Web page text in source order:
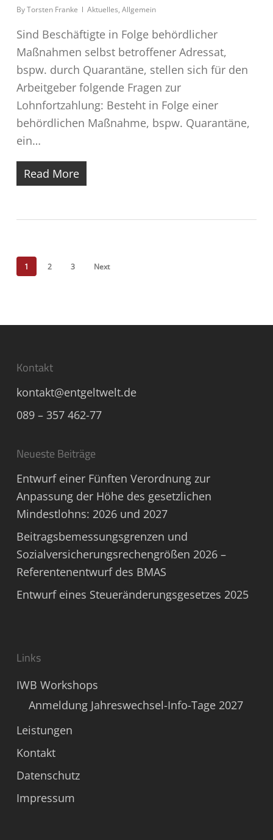
ByTorsten Franke Aktuelles, Allgemein
Sind Beschäftigte in Folge behördlicher
Maßnahmen selbst betroffener Adressat,
bspw. durch Quarantäne, stellen sich für den
Arbeitgeber folgende Fragen zur
Lohnfortzahlung: Besteht in Folge einer
behördlichen Maßnahme, bspw. Quarantäne,
ein…
Read More
1 2 3 Next
Kontakt
kontakt@entgeltwelt.de
089 – 357 462-77
Neueste Beiträge
Entwurf einer Fünften Verordnung zur
Anpassung der Höhe des gesetzlichen
Mindestlohns: 2026 und 2027
Beitragsbemessungsgrenzen und
Sozialversicherungsrechengrößen 2026 –
Referentenentwurf des BMAS
Entwurf eines Steueränderungsgesetzes 2025
Links
IWB Workshops
Anmeldung Jahreswechsel-Info-Tage 2027
Leistungen
Kontakt
Datenschutz
Impressum